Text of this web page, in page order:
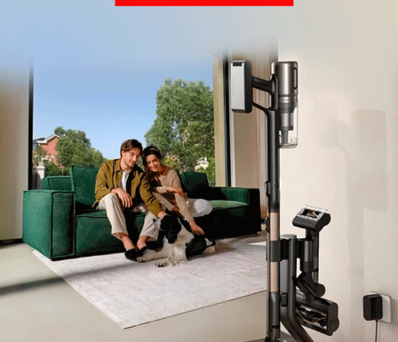
Обзор вертикального пылесоса Dreame Z40 AquaCycle
Pro: гибкий подход к уборке